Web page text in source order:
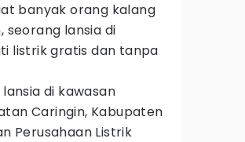
banyak orang kalang
lansia di
listrik gratis dan tanpa
di kawasan
Caringin, Kabupaten
Perusahaan Listrik